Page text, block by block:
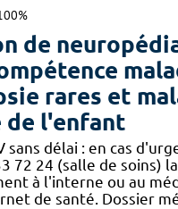
de
rares et
de l'enfant
sans délai : en cas
72 24 (salle de soins)
à l'interne ou au
de santé. Dossier